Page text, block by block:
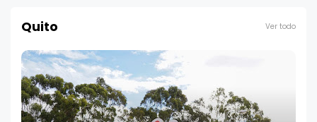
Quito Ver todo